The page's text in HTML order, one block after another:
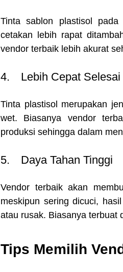
Tinta sablon plastisol
cetakan lebih rapat
vendor terbaik lebih akurat
4.	Lebih Cepat Selesai
Tinta plastisol merupakan
wet. Biasanya vendor
produksi sehingga dalam
5.	Daya Tahan Tinggi
Vendor terbaik akan
meskipun sering dicuci,
atau rusak. Biasanya terbuat
Tips Memilih